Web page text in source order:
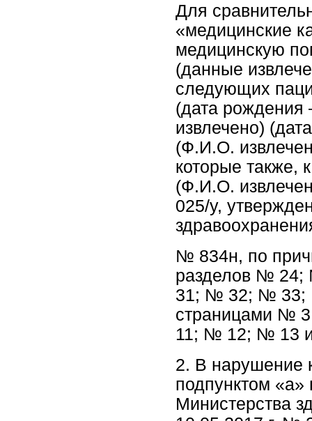
Для
«медицинские
медицинскую
(данные
следующих
(дата
извлечено)
(Ф.И.О.
которые также,
(Ф.И.О.
025/у,
№ 834н, по
разделов №
31; № 32; № 33;
страницами
11; № 12; № 13
2. В нарушение
подпунктом
Министерства